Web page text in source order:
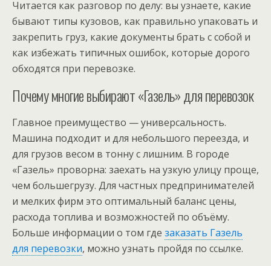
Читается как разговор по делу: вы узнаете, какие
бывают типы кузовов, как правильно упаковать и
закрепить груз, какие документы брать с собой и
как избежать типичных ошибок, которые дорого
обходятся при перевозке.
Почему многие выбирают «Газель» для перевозок
Главное преимущество — универсальность.
Машина подходит и для небольшого переезда, и
для грузов весом в тонну с лишним. В городе
«Газель» проворна: заехать на узкую улицу проще,
чем большегрузу. Для частных предпринимателей
и мелких фирм это оптимальный баланс цены,
расхода топлива и возможностей по объёму.
Больше информации о том где заказать Газель
для перевозки, можно узнать пройдя по ссылке.